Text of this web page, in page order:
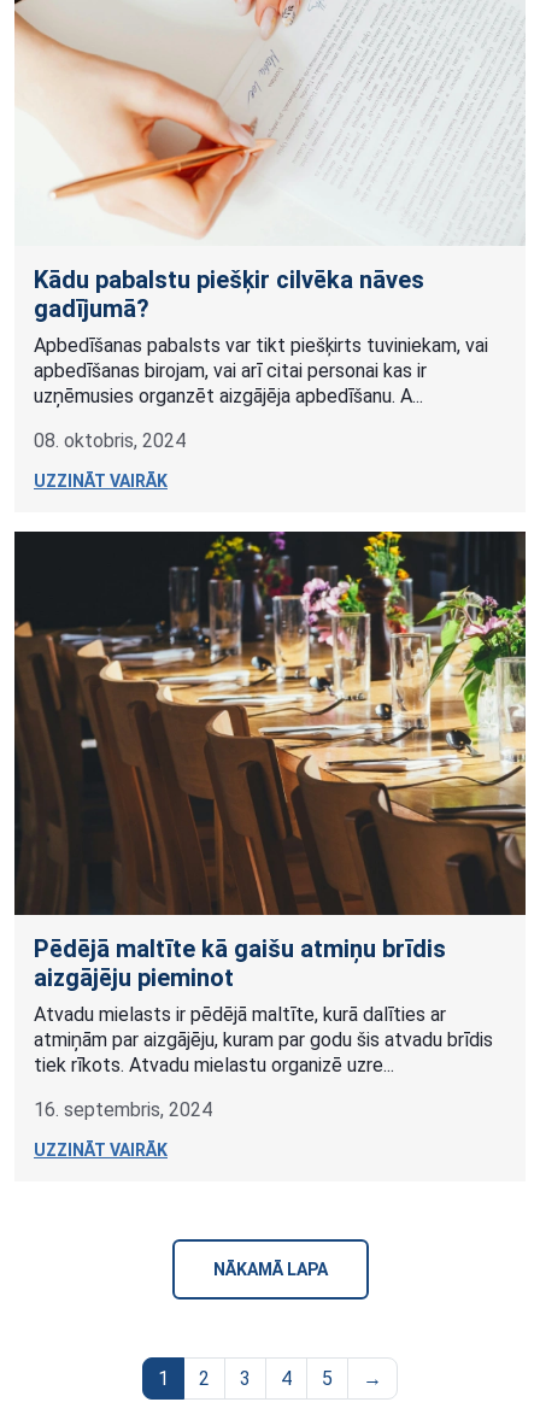
Kādu pabalstu piešķir cilvēka nāves
gadījumā?
Apbedīšanas pabalsts var tikt piešķirts tuviniekam, vai
apbedīšanas birojam, vai arī citai personai kas ir
uzņēmusies organzēt aizgājēja apbedīšanu. A...
08. oktobris, 2024
UZZINĀT VAIRĀK
Pēdējā maltīte kā gaišu atmiņu brīdis
aizgājēju pieminot
Atvadu mielasts ir pēdējā maltīte, kurā dalīties ar
atmiņām par aizgājēju, kuram par godu šis atvadu brīdis
tiek rīkots. Atvadu mielastu organizē uzre...
16. septembris, 2024
UZZINĀT VAIRĀK
NĀKAMĀ LAPA
1 2 3 4 5 →